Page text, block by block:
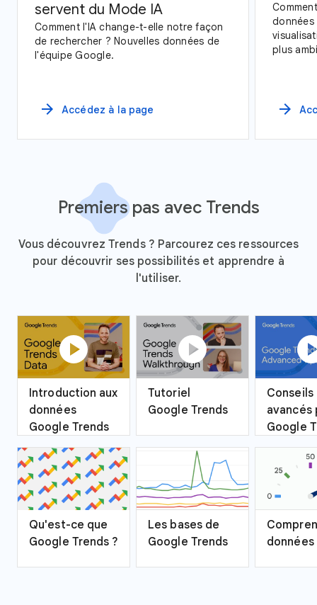
servent du Mode IA
Comment l'IA change-t-elle notre façon
de rechercher ? Nouvelles données de
l'équipe Google.
arrow_forward Accédez à la page
données
plus
arrow_forward
Premiers pas avec Trends
Vous découvrez Trends ? Parcourez ces ressources
pour découvrir ses possibilités et apprendre à
l'utiliser.
play_circle
Introduction aux
données
Google Trends
play_circle
Tutoriel
Google Trends
Conseils
avancés
Google
Qu'est-ce que
Google Trends ?
Les bases de
Google Trends
données